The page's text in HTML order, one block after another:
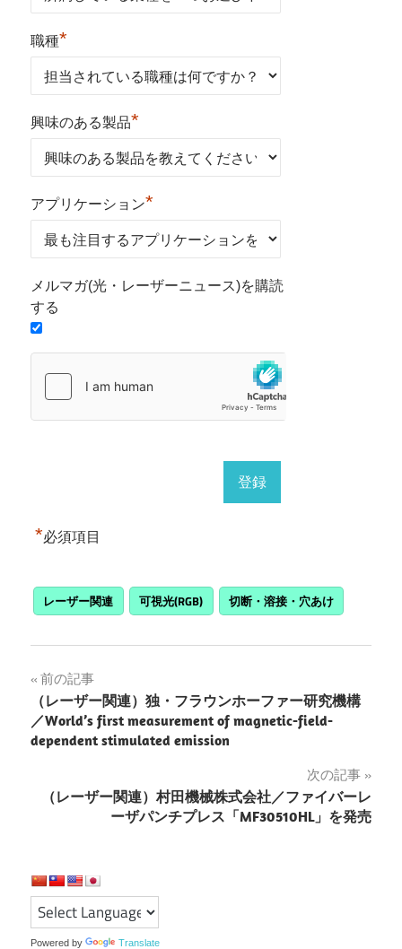
職種*
興味のある製品*
アプリケーション*
メルマガ(光・レーザーニュース)を購読
する
*必須項目
レーザー関連 可視光(RGB) 切断・溶接・穴あけ
投
稿
ナ
ビ
シ
ョ
前の記事
（レーザー関連）独・フラウンホーファー研究機構
／World’s first measurement of magnetic-field-
dependent stimulated emission
次の記事
（レーザー関連）村田機械株式会社／ファイバーレ
ーザパンチプレス「MF30510HL」を発売
Powered by Translate